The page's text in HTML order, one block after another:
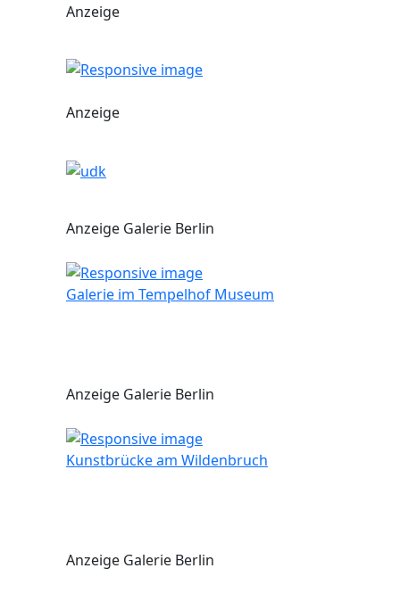
Anzeige
Anzeige
Anzeige Galerie Berlin
Galerie im Tempelhof Museum
Anzeige Galerie Berlin
Kunstbrücke am Wildenbruch
Anzeige Galerie Berlin